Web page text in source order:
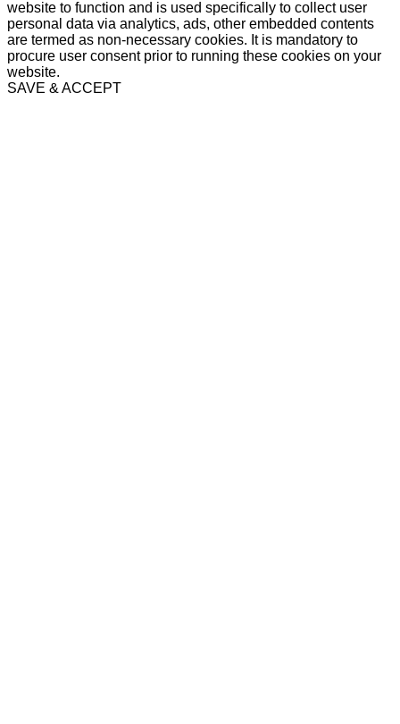
website to function and is used specifically to collect user
personal data via analytics, ads, other embedded contents
are termed as non-necessary cookies. It is mandatory to
procure user consent prior to running these cookies on your
website.
SAVE & ACCEPT